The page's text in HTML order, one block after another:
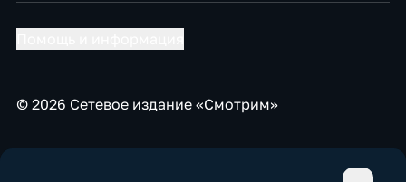
© 2026 Сетевое издание «Смотрим»